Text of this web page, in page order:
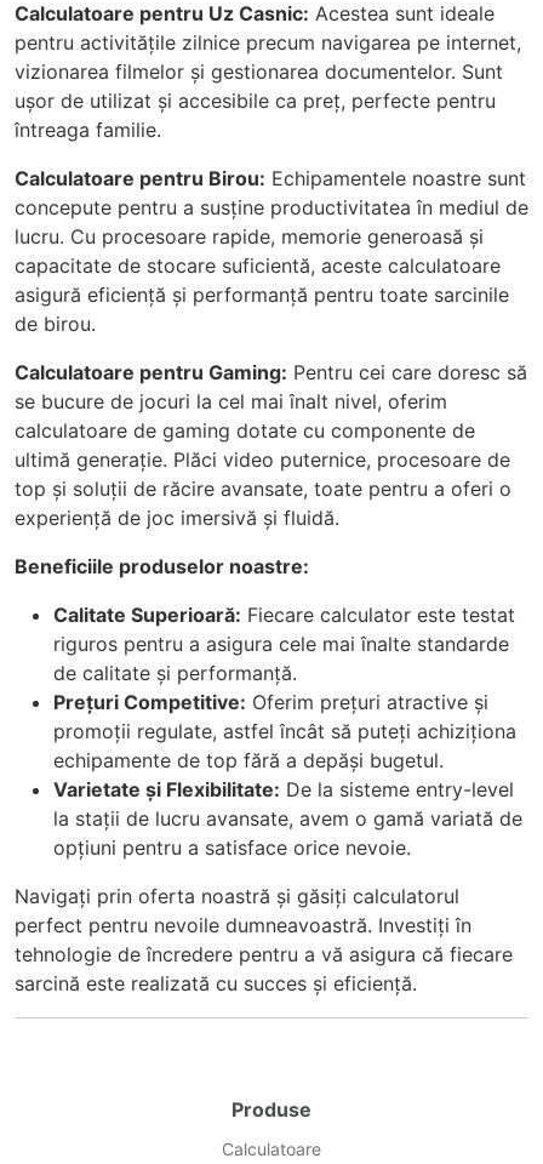
Calculatoare pentru Uz Casnic: Acestea sunt ideale
pentru activitățile zilnice precum navigarea pe internet,
vizionarea filmelor și gestionarea documentelor. Sunt
ușor de utilizat și accesibile ca preț, perfecte pentru
întreaga familie.
Calculatoare pentru Birou: Echipamentele noastre sunt
concepute pentru a susține productivitatea în mediul de
lucru. Cu procesoare rapide, memorie generoasă și
capacitate de stocare suficientă, aceste calculatoare
asigură eficiență și performanță pentru toate sarcinile
de birou.
Calculatoare pentru Gaming: Pentru cei care doresc să
se bucure de jocuri la cel mai înalt nivel, oferim
calculatoare de gaming dotate cu componente de
ultimă generație. Plăci video puternice, procesoare de
top și soluții de răcire avansate, toate pentru a oferi o
experiență de joc imersivă și fluidă.
Beneficiile produselor noastre:
Calitate Superioară: Fiecare calculator este testat
riguros pentru a asigura cele mai înalte standarde
de calitate și performanță.
Prețuri Competitive: Oferim prețuri atractive și
promoții regulate, astfel încât să puteți achiziționa
echipamente de top fără a depăși bugetul.
Varietate și Flexibilitate: De la sisteme entry-level
la stații de lucru avansate, avem o gamă variată de
opțiuni pentru a satisface orice nevoie.
Navigați prin oferta noastră și găsiți calculatorul
perfect pentru nevoile dumneavoastră. Investiți în
tehnologie de încredere pentru a vă asigura că fiecare
sarcină este realizată cu succes și eficiență.
Produse
Calculatoare